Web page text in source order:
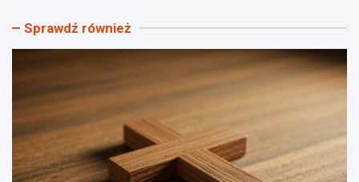
d
i
t
w
j
e
ó
y
Sprawdź również